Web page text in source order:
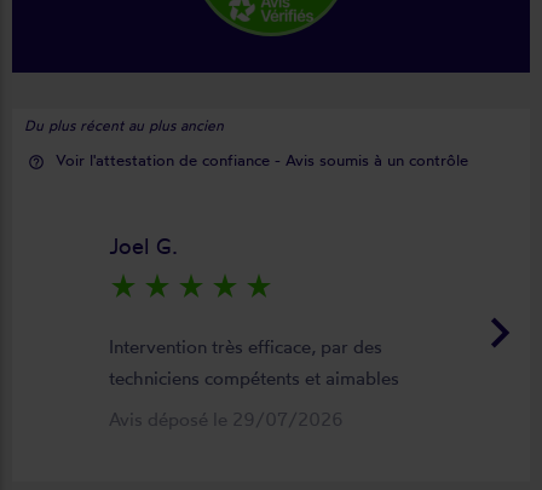
Du plus récent au plus ancien
help_outline Voir l'attestation de confiance - Avis soumis à un contrôle
keyboard_arrow_right
Joel G.
star_rate star_rate star_rate star_rate star_rate
Intervention très efficace, par des
techniciens compétents et aimables
Avis déposé le 29/07/2026